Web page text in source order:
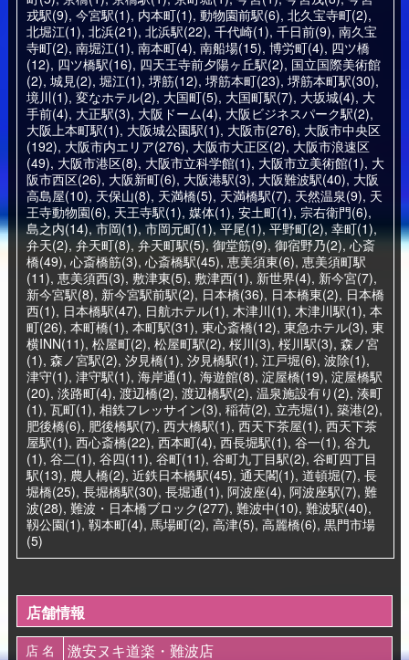
戎駅(9), 今宮駅(1), 内本町(1), 動物園前駅(6), 北久宝寺町(2),
北堀江(1), 北浜(21), 北浜駅(22), 千代崎(1), 千日前(9), 南久宝
寺町(2), 南堀江(1), 南本町(4), 南船場(15), 博労町(4), 四ツ橋
(12), 四ツ橋駅(16), 四天王寺前夕陽ヶ丘駅(2), 国立国際美術館
(2), 城見(2), 堀江(1), 堺筋(12), 堺筋本町(23), 堺筋本町駅(30),
境川(1), 変なホテル(2), 大国町(5), 大国町駅(7), 大坂城(4), 大
手前(4), 大正駅(3), 大阪ドーム(4), 大阪ビジネスパーク駅(2),
大阪上本町駅(1), 大阪城公園駅(1), 大阪市(276), 大阪市中央区
(192), 大阪市内エリア(276), 大阪市大正区(2), 大阪市浪速区
(49), 大阪市港区(8), 大阪市立科学館(1), 大阪市立美術館(1), 大
阪市西区(26), 大阪新町(6), 大阪港駅(3), 大阪難波駅(40), 大阪
高島屋(10), 天保山(8), 天満橋(5), 天満橋駅(7), 天然温泉(9), 天
王寺動物園(6), 天王寺駅(1), 媒体(1), 安土町(1), 宗右衛門(6),
島之内(14),市岡(1), 市岡元町(1), 平尾(1), 平野町(2), 幸町(1),
弁天(2), 弁天町(8), 弁天町駅(5), 御堂筋(9), 御宿野乃(2),心斎
橋(49), 心斎橋筋(3), 心斎橋駅(45), 恵美須東(6), 恵美須町駅
(11), 恵美須西(3), 敷津東(5), 敷津西(1), 新世界(4), 新今宮(7),
新今宮駅(8), 新今宮駅前駅(2), 日本橋(36), 日本橋東(2), 日本橋
西(1), 日本橋駅(47), 日航ホテル(1), 木津川(1), 木津川駅(1), 本
町(26), 本町橋(1), 本町駅(31), 東心斎橋(12), 東急ホテル(3), 東
横INN(11), 松屋町(2), 松屋町駅(2), 桜川(3), 桜川駅(3), 森ノ宮
(1), 森ノ宮駅(2), 汐見橋(1), 汐見橋駅(1), 江戸堀(6), 波除(1),
津守(1), 津守駅(1), 海岸通(1), 海遊館(8), 淀屋橋(19), 淀屋橋駅
(20), 淡路町(4), 渡辺橋(2), 渡辺橋駅(2), 温泉施設有り(2), 湊町
(1), 瓦町(1), 相鉄フレッサイン(3), 稲荷(2), 立売堀(1), 築港(2),
肥後橋(6), 肥後橋駅(7), 西大橋駅(1), 西天下茶屋(1), 西天下茶
屋駅(1), 西心斎橋(22), 西本町(4), 西長堀駅(1), 谷一(1), 谷九
(1), 谷二(1), 谷四(11), 谷町(11), 谷町九丁目駅(2), 谷町四丁目
駅(13), 農人橋(2), 近鉄日本橋駅(45), 通天閣(1), 道頓堀(7), 長
堀橋(25), 長堀橋駅(30), 長堀通(1), 阿波座(4), 阿波座駅(7), 難
波(28), 難波・日本橋ブロック(277), 難波中(10), 難波駅(40),
靱公園(1), 靱本町(4), 馬場町(2), 高津(5), 高麗橋(6), 黒門市場
(5)
店舗情報
店 名 激安ヌキ道楽・難波店